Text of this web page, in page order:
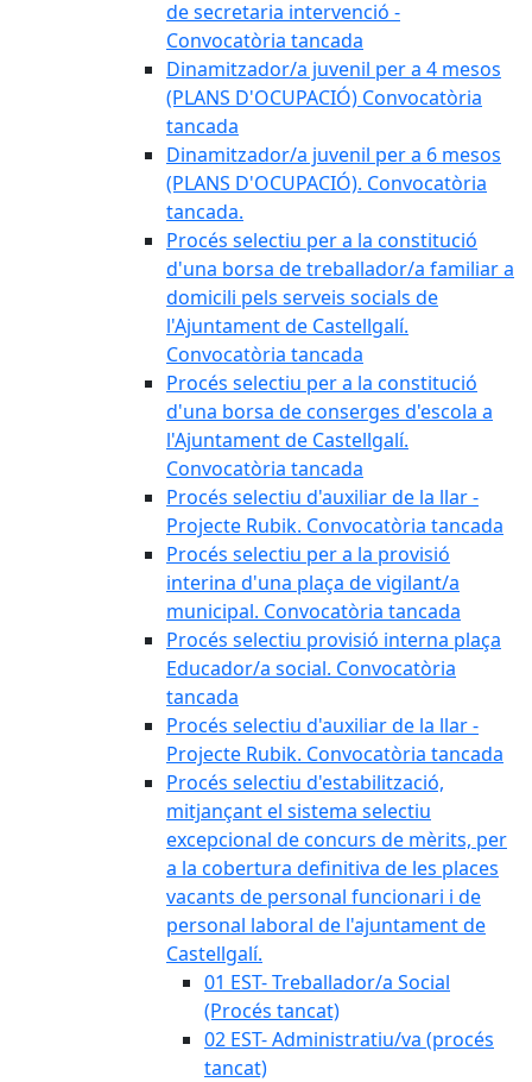
de secretaria intervenció -
Convocatòria tancada
Dinamitzador/a juvenil per a 4 mesos
(PLANS D'OCUPACIÓ) Convocatòria
tancada
Dinamitzador/a juvenil per a 6 mesos
(PLANS D'OCUPACIÓ). Convocatòria
tancada.
Procés selectiu per a la constitució
d'una borsa de treballador/a familiar a
domicili pels serveis socials de
l'Ajuntament de Castellgalí.
Convocatòria tancada
Procés selectiu per a la constitució
d'una borsa de conserges d'escola a
l'Ajuntament de Castellgalí.
Convocatòria tancada
Procés selectiu d'auxiliar de la llar -
Projecte Rubik. Convocatòria tancada
Procés selectiu per a la provisió
interina d'una plaça de vigilant/a
municipal. Convocatòria tancada
Procés selectiu provisió interna plaça
Educador/a social. Convocatòria
tancada
Procés selectiu d'auxiliar de la llar -
Projecte Rubik. Convocatòria tancada
Procés selectiu d'estabilització,
mitjançant el sistema selectiu
excepcional de concurs de mèrits, per
a la cobertura definitiva de les places
vacants de personal funcionari i de
personal laboral de l'ajuntament de
Castellgalí.
01 EST- Treballador/a Social
(Procés tancat)
02 EST- Administratiu/va (procés
tancat)